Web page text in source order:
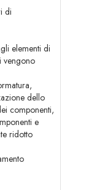
di
elementi di
vengono
dello
componenti,
e
ridotto